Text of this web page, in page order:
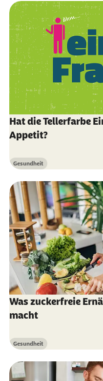
mit grünen Kartoffeln
NDR (Abruf vom
Rohkost
Quarks (Abruf vom
Rohkost
Utopia (Abruf vom
rohe Kartoffeln
Utopia (Abruf vom
Gemüse, die gekocht
rohem Gemüse
Utopia (Abruf vom
Rohkost-Ernährung
Verband für
02.10.2021):UGB zu
Bei natürlichen
Hat die Tellerfarbe
Appetit?
Kategorie
Gesundheit
Was zuckerfreie
macht
Kategorie
Gesundheit